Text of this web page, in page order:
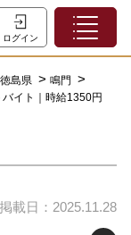
ログイン
徳島県
鳴門
イト｜時給1350円
掲載日：2025.11.28